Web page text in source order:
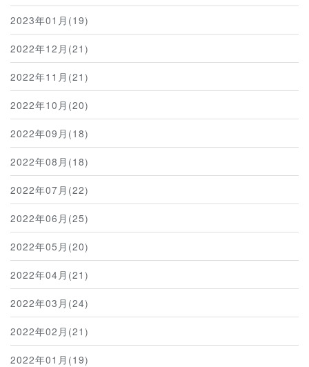
2023年01月(19)
2022年12月(21)
2022年11月(21)
2022年10月(20)
2022年09月(18)
2022年08月(18)
2022年07月(22)
2022年06月(25)
2022年05月(20)
2022年04月(21)
2022年03月(24)
2022年02月(21)
2022年01月(19)